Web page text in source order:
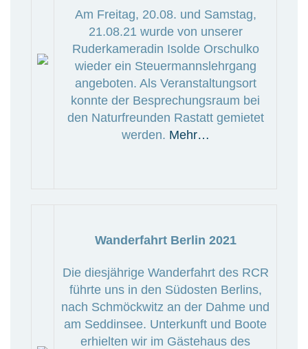
Am Freitag, 20.08. und Samstag,
21.08.21 wurde von unserer
Ruderkameradin Isolde Orschulko
wieder ein Steuermannslehrgang
angeboten. Als Veranstaltungsort
konnte der Besprechungsraum bei
den Naturfreunden Rastatt gemietet
werden. Mehr…
Wanderfahrt Berlin 2021
Die diesjährige Wanderfahrt des RCR
führte uns in den Südosten Berlins,
nach Schmöckwitz an der Dahme und
am Seddinsee. Unterkunft und Boote
erhielten wir im Gästehaus des